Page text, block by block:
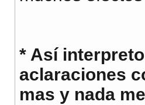
* Así
aclaraciones
mas y nada